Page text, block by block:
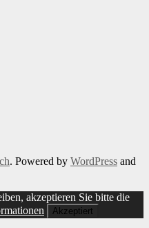
. Powered by WordPress and
akzeptieren Sie bitte die
Akzeptiert